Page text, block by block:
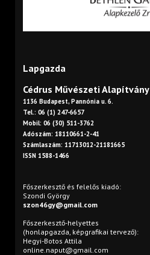
Lapgazda
Cédrus Művészeti Alapítvány
1136 Budapest, Pannónia u. 6.
Tel.: 06 (1) 247-6657
Mobil: 06 (30) 511-3762
Adószám: 18110661-2-41
Számlaszám: 11713012-21181665
ISSN 1588-1466
Főszerkesztő és felelős kiadó:
Szondi György
szon46gy@gmail.com
Főszerkesztő-helyettes
(honlapgazda, képgrafikai tervező):
Hegyi-Botos Attila
online.naput@gmail.com